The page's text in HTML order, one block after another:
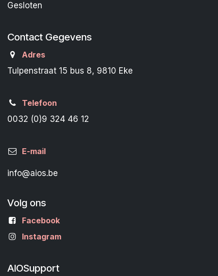
Gesloten
Contact Gegevens
Adres
Tulpenstraat 15 bus 8, 9810 Eke
Telefoon
0032 (0)9 324 46 12
E-mail
info@aios.be
Volg ons
Facebook
Instagram
AIOSupport